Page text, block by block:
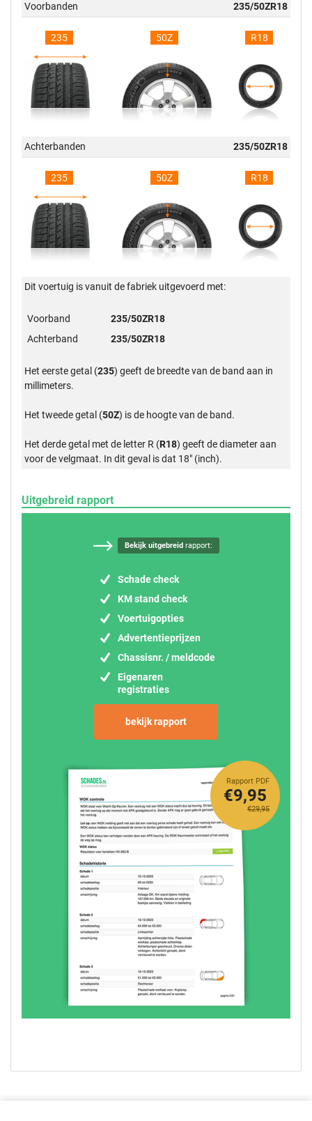
Voorbanden 235/50ZR18
235 50Z R18
Achterbanden 235/50ZR18
235 50Z R18
Dit voertuig is vanuit de fabriek uitgevoerd met:
Voorband
235/50ZR18
Achterband
235/50ZR18
Het eerste getal (235) geeft de breedte van de band aan in
millimeters.
Het tweede getal (50Z) is de hoogte van de band.
Het derde getal met de letter R (R18) geeft de diameter aan
voor de velgmaat. In dit geval is dat 18" (inch).
Uitgebreid rapport
Bekijk uitgebreid rapport:
Schade check
KM stand check
Voertuigopties
Advertentieprijzen
Chassisnr. / meldcode
Eigenaren
registraties
bekijk rapport
Rapport PDF
€29,95
€9,95